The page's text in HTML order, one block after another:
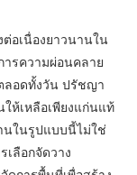
อเนื่องยาวนานใน
รความผ่อนคลาย
ลอดทั้งวัน ปรัชญา
ห้เหลือเพียงแก่นแท้
นในรูปแบบนี้ไม่ใช่
เลือกจัดวาง